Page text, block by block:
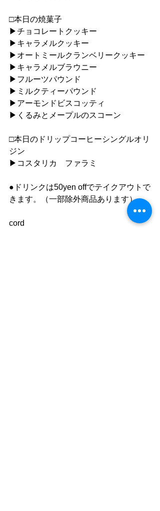
□本日の焼菓子
▶︎チョコレートクッキー
▶︎キャラメルクッキー
▶︎オートミールクランベリークッキー
▶︎キャラメルブラウニー
▶︎フルーツパウンド
▶︎ミルクティーパウンド
▶︎アーモンドビスコッティ
▶︎くるみとメープルのスコーン
□本日のドリップコーヒーシングルオリ
ジン
▶︎コスタリカ　ファラミ
●ドリンクは50yen offでテイクアウトで
きます。（一部除外商品あります）
cord